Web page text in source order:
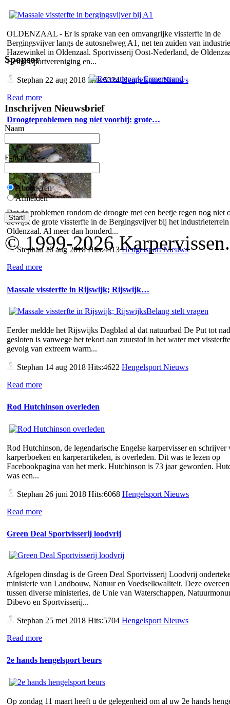
OLDENZAAL - Er is sprake van een omvangrijke vissterfte in de
Bergingsvijver langs de autosnelweg A1, net ten zuiden van
Hazewinkel in Oldenzaal. Sportvisserij Oost-Nederland, de
Hengelsportvereniging en...
Stephan 22 aug 2018 Hits:5324Hengelsport Nieuws
Read more
Droogteproblemen nog niet voorbij: grote…
Dat de problemen rondom de droogte met een beetje regen nog niet
bewijst de grote vissterfte in de Bergingsvijver bij het
Oldenzaal. Al meer dan honderd...
Stephan20 aug 2018 Hits:4413Hengelsport Nieuws
Read more
Massale vissterfte in Rijswijk; Rijswijk…
Eerder meldde het Rijswijks Dagblad al dat natuurbad De Put tot
gesloten is vanwege het tekort aan zuurstof in het water met
gevolg van extreem warm...
Stephan 14 aug 2018 Hits:4622 Hengelsport Nieuws
Read more
Rod Hutchinson overleden
Rod Hutchinson, de legendarische Engelse karpervisser en schrijver
karperboeken en karperartikelen, is overleden. Dit was te lezen op
Facebookpagina van het merk. Hutchinson is 73 jaar geworden.
was een...
Stephan 26 juni 2018 Hits:6068 Hengelsport Nieuws
Read more
Green Deal Sportvisserij loodvrij
Afgelopen dinsdag is de Green Deal Sportvisserij Loodvrij
ministerie van Landbouw, Natuur en Voedselkwaliteit. Deze
tussen diverse ministeries, de Unie van Waterschappen,
Dibevo en Sportvisserij...
Stephan 25 mei 2018 Hits:5704 Hengelsport Nieuws
Read more
2e hands hengelsport beurs
Op zondag 11 maart heeft u de gelegenheid om al uw 2e hands
Sponsor
Inschrijven Nieuwsbrief
Naam
E-mail
Abonneren
Afmelden
© 1999-2026